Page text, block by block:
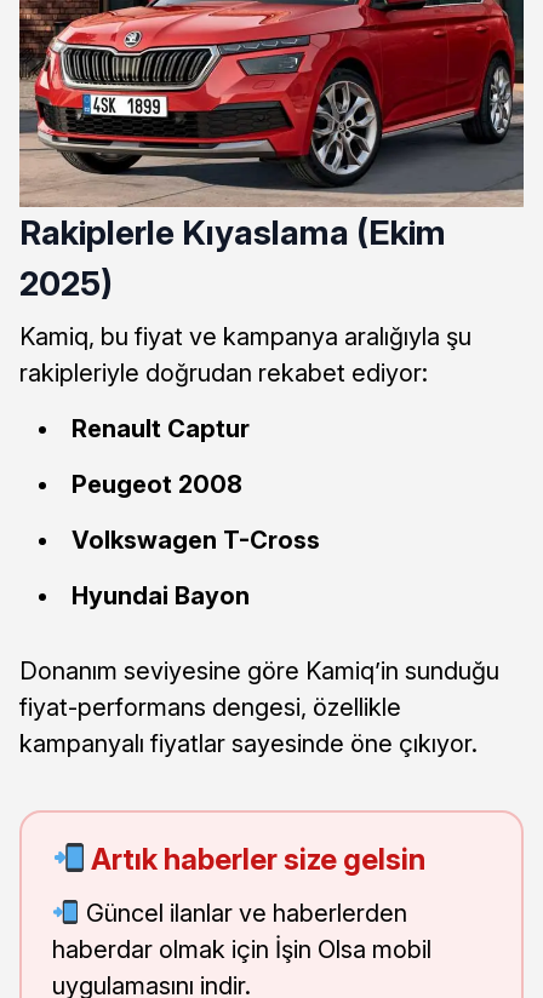
Rakiplerle Kıyaslama (Ekim
2025)
Kamiq, bu fiyat ve kampanya aralığıyla şu
rakipleriyle doğrudan rekabet ediyor:
Renault Captur
Peugeot 2008
Volkswagen T-Cross
Hyundai Bayon
Donanım seviyesine göre Kamiq’in sunduğu
fiyat-performans dengesi, özellikle
kampanyalı fiyatlar sayesinde öne çıkıyor.
Artık haberler size gelsin
Güncel ilanlar ve haberlerden
haberdar olmak için İşin Olsa mobil
uygulamasını indir.